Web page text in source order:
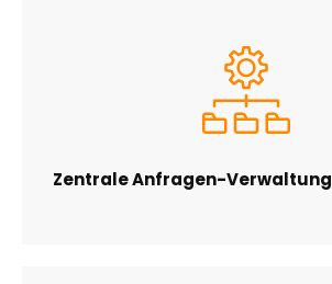
Zentrale Anfragen-Verwaltung